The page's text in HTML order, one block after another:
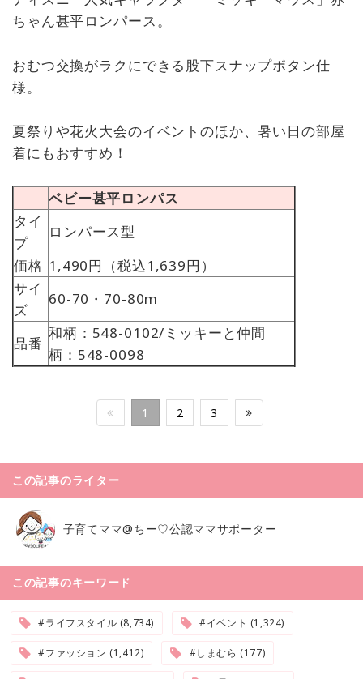
ちゃん甚平ロンパース。
おむつ交換がラクにできる股下スナップボタン仕
様。
夏祭りや花火大会のイベントのほか、暑い日の部屋
着にもおすすめ！
ベビー甚平ロンパス
タイ
プ
ロンパース型
価格 1,490円（税込1,639円）
サイ
ズ
60-70・70-80m
品番
和柄：548-0102/ミッキーと仲間
柄：548-0098
1 2 3
この記事のライター
子育てママ@ちー♡公認ママサポーター
この記事のキーワード
#ライフスタイル (8,734) #イベント (1,324)
#ファッション (1,412) #しまむら (177)